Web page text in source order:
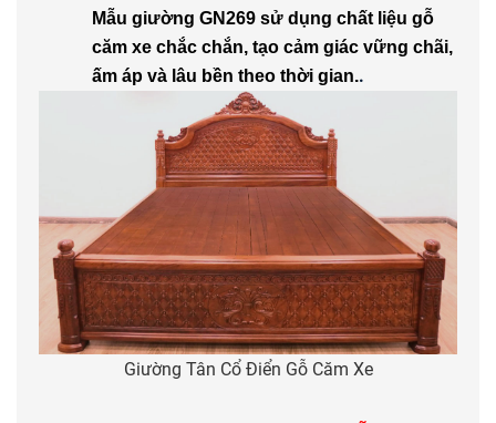
Mẫu giường GN269 sử dụng chất liệu gỗ
căm xe chắc chắn, tạo cảm giác vững chãi,
ấm áp và lâu bền theo thời gian..
Giường Tân Cổ Điển Gỗ Căm Xe